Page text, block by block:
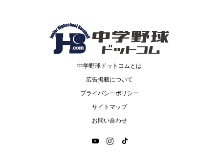
中学野球ドットコムとは
広告掲載について
プライバシーポリシー
サイトマップ
お問い合わせ